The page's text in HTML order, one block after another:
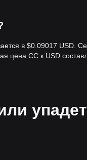
в $0.09017 USD.
цена CC к USD